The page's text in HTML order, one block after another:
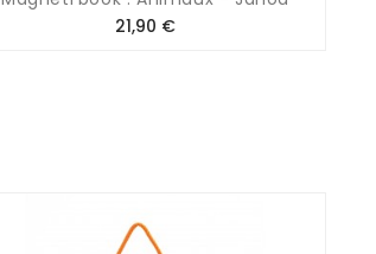
21,90 €Prix